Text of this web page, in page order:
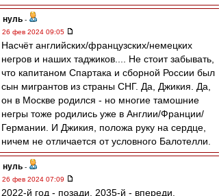
нуль -
26 фев 2024 09:05
Насчёт английских/французских/немецких
негров и наших таджиков.... Не стоит забывать,
что капитаном Спартака и сборной России был
сын мигрантов из страны СНГ. Да, Джикия. Да,
он в Москве родился - но многие тамошние
негры тоже родились уже в Англии/Франции/
Германии. И Джикия, положа руку на сердце,
ничем не отличается от условного Балотелли.
нуль -
26 фев 2024 07:09
2022-й год - позади. 2035-й - впереди.